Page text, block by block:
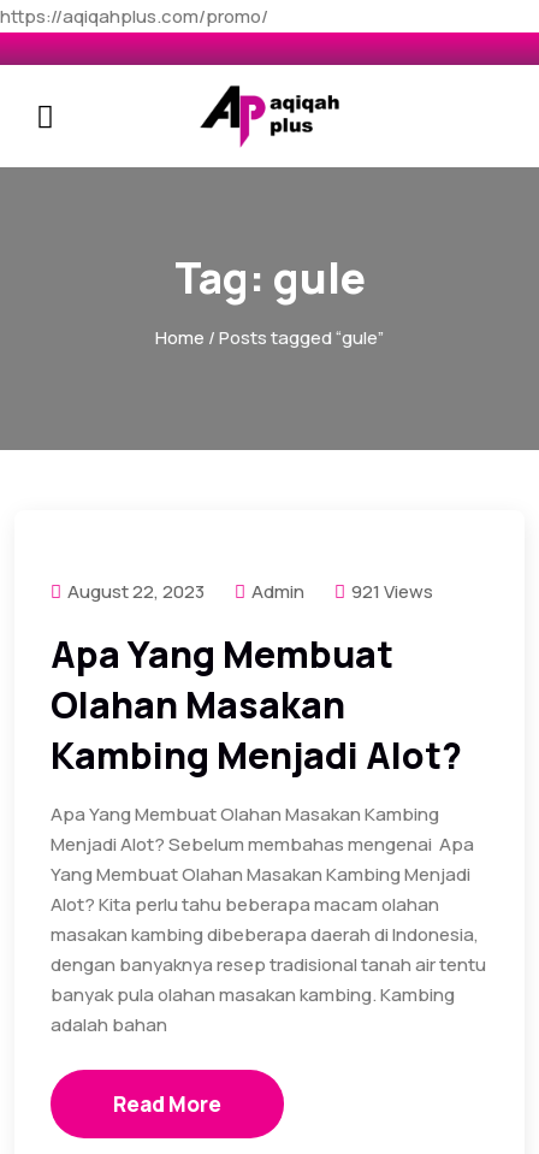
https://aqiqahplus.com/promo/
Tag: gule
Home / Posts tagged “gule”
August 22, 2023 Admin 921 Views
Apa Yang Membuat
Olahan Masakan
Kambing Menjadi Alot?
Apa Yang Membuat Olahan Masakan Kambing
Menjadi Alot? Sebelum membahas mengenai Apa
Yang Membuat Olahan Masakan Kambing Menjadi
Alot? Kita perlu tahu beberapa macam olahan
masakan kambing dibeberapa daerah di Indonesia,
dengan banyaknya resep tradisional tanah air tentu
banyak pula olahan masakan kambing. Kambing
adalah bahan
Read More